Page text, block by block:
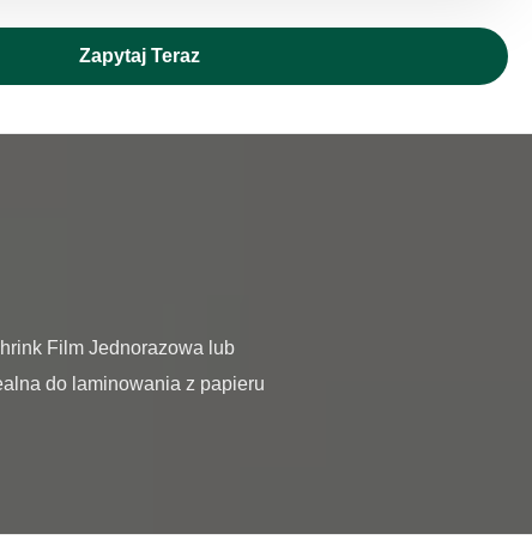
Zapytaj Teraz
do laminowania z papieru